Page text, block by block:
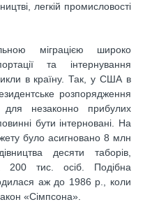
легкій промисловості
міграцією широко
та інтернування
в країну. Так, у США в
розпорядження
незаконно прибулих
бути інтерновані. На
було асигновано 8 млн
десяти таборів,
200 тис. осіб. Подібна
аж до 1986 р., коли
«Сімпсона».